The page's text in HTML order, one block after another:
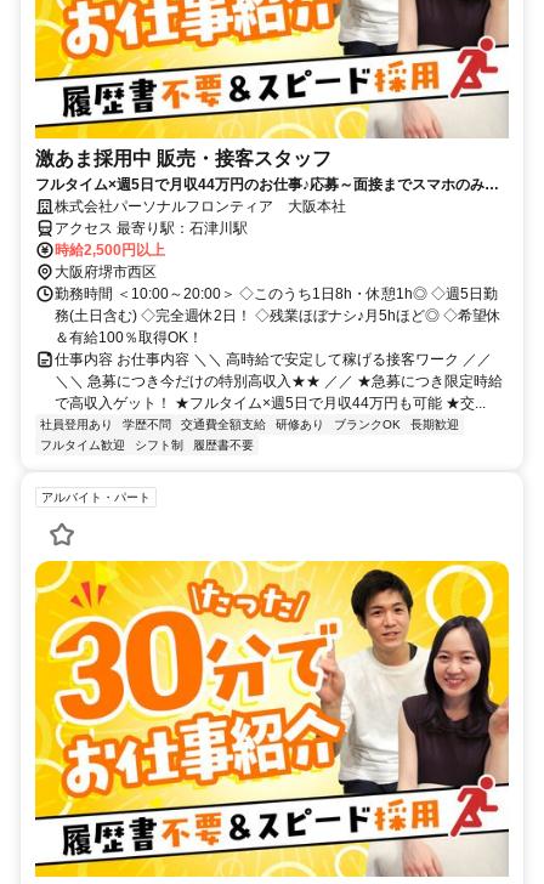
激あま採用中 販売・接客スタッフ
フルタイム×週5日で月収44万円のお仕事♪応募～面接までスマホのみで
完結！履歴書不要◎
株式会社パーソナルフロンティア 大阪本社
アクセス 最寄り駅：石津川駅
時給2,500円以上
大阪府堺市西区
勤務時間 ＜10:00～20:00＞ ◇このうち1日8h・休憩1h◎ ◇週5日勤
務(土日含む) ◇完全週休2日！ ◇残業ほぼナシ♪月5hほど◎ ◇希望休
＆有給100％取得OK！
仕事内容 お仕事内容 ＼＼ 高時給で安定して稼げる接客ワーク ／／
＼＼ 急募につき今だけの特別高収入★★ ／／ ★急募につき限定時給
で高収入ゲット！ ★フルタイム×週5日で月収44万円も可能 ★交...
社員登用あり 学歴不問 交通費全額支給 研修あり ブランクOK
長期歓迎
フルタイム歓迎
シフト制 履歴書不要
アルバイト・パート